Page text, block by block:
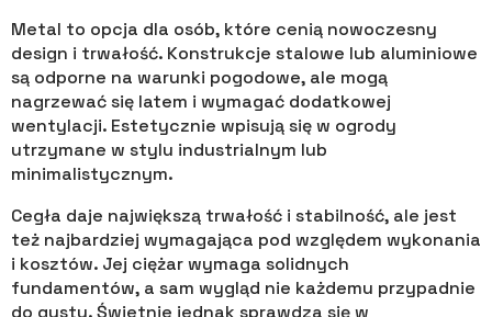
Metal to opcja dla osób, które cenią nowoczesny
design i trwałość. Konstrukcje stalowe lub aluminiowe
są odporne na warunki pogodowe, ale mogą
nagrzewać się latem i wymagać dodatkowej
wentylacji. Estetycznie wpisują się w ogrody
utrzymane w stylu industrialnym lub
minimalistycznym.
Cegła daje największą trwałość i stabilność, ale jest
też najbardziej wymagająca pod względem wykonania
i kosztów. Jej ciężar wymaga solidnych
fundamentów, a sam wygląd nie każdemu przypadnie
do gustu. Świetnie jednak sprawdza się w